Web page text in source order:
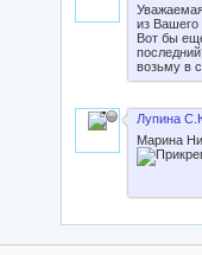
из Вашего
Вот бы
возьму в
Лупина
Марина